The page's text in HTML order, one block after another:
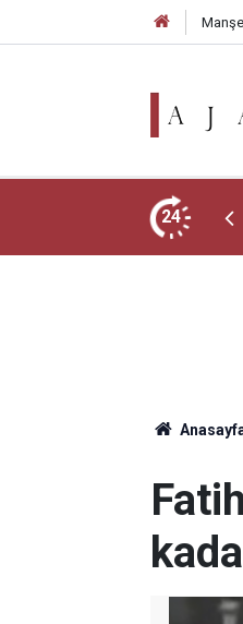
24
Sadece İki Okul Tam